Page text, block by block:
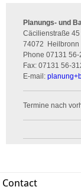
Planungs- und
Cäcilienstraße 45
74072
Heilbronn
Phone 07131 56-
Fax: 07131 56-
E-mail:
Termine nach
Contact